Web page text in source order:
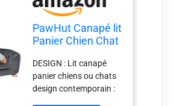
PawHut Canapé lit
Panier Chien Chat
30H cm Gris
Anthracite
DESIGN : Lit canapé
panier chiens ou chats
design contemporain :